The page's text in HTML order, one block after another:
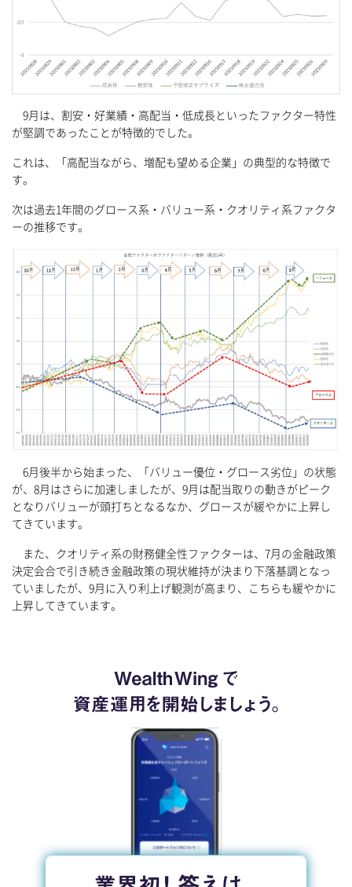
9月は、割安・好業績・高配当・低成長といったファクター特性
が堅調であったことが特徴的でした。
これは、「高配当ながら、増配も望める企業」の典型的な特徴で
す。
次は過去1年間のグロース系・バリュー系・クオリティ系ファクタ
ーの推移です。
6月後半から始まった、「バリュー優位・グロース劣位」の状態
が、8月はさらに加速しましたが、9月は配当取りの動きがピーク
となりバリューが頭打ちとなるなか、グロースが緩やかに上昇し
てきています。
また、クオリティ系の財務健全性ファクターは、7月の金融政策
決定会合で引き続き金融政策の現状維持が決まり下落基調となっ
ていましたが、9月に入り利上げ観測が高まり、こちらも緩やかに
上昇してきています。